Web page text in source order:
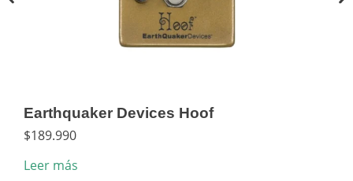
Earthquaker Devices Hoof
$189.990
Leer más